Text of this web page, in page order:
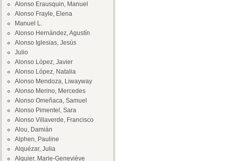
Alonso Erausquin, Manuel
Alonso Frayle, Elena
Manuel L.
Alonso Hernández, Agustín
Alonso Iglesias, Jesús
Julio
Alonso López, Javier
Alonso López, Natalia
Alonso Mendoza, Liwayway
Alonso Merino, Mercedes
Alonso Omeñaca, Samuel
Alonso Pimentel, Sara
Alonso Villaverde, Francisco
Alou, Damián
Alphen, Pauline
Alquézar, Julia
Alquier, Marie-Geneviève